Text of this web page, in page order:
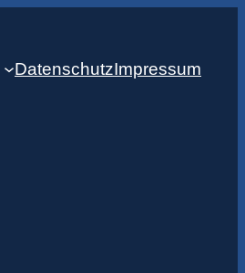
DatenschutzImpressum